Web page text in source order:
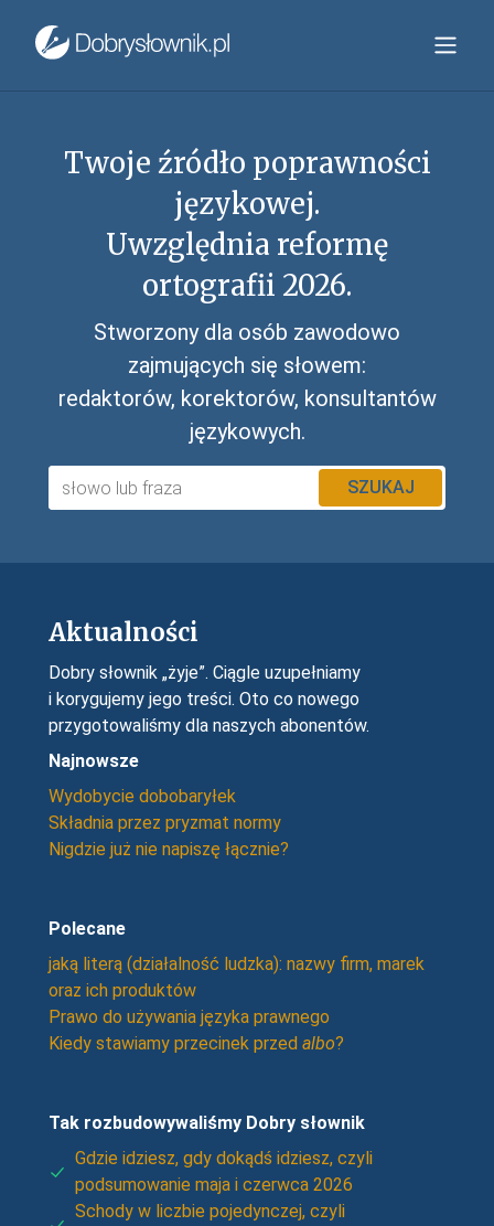
Twoje źródło poprawności
językowej.
Uwzględnia reformę
ortografii 2026.
Stworzony dla osób zawodowo
zajmujących się słowem:
redaktorów, korektorów, konsultantów
językowych.
SZUKAJ
Aktualności
Dobry słownik „żyje”. Ciągle uzupełniamy
i korygujemy jego treści. Oto co nowego
przygotowaliśmy dla naszych abonentów.
Najnowsze
Wydobycie dobobaryłek
Składnia przez pryzmat normy
Nigdzie już nie napiszę łącznie?
Polecane
jaką literą (działalność ludzka): nazwy firm, marek
oraz ich produktów
Prawo do używania języka prawnego
Kiedy stawiamy przecinek przed albo?
Tak rozbudowywaliśmy Dobry słownik
Gdzie idziesz, gdy dokądś idziesz, czyli
podsumowanie maja i czerwca 2026
Schody w liczbie pojedynczej, czyli